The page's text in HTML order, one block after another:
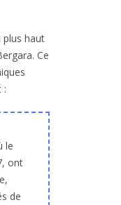
haut
Ce
:
le
ont
de